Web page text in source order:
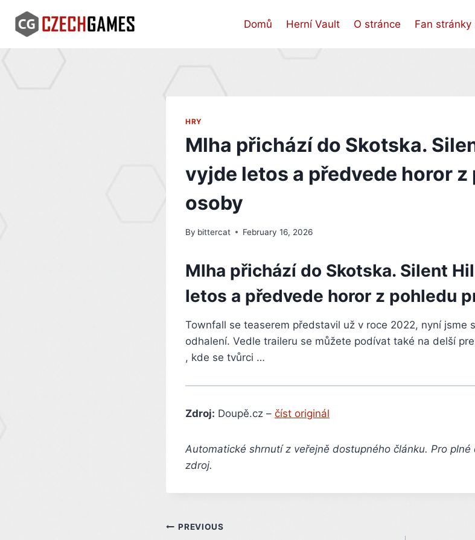
content
Domů Herní Vault O stránce Fan stránky
HRY
Mlha přichází do Skotska.
vyjde letos a předvede horor
osoby
By bittercat February 16, 2026
Mlha přichází do Skotska. Silent
letos a předvede horor z pohledu
Townfall se teaserem představil už v roce 2022, nyní jsme
odhalení. Vedle traileru se můžete podívat také na delší
, kde se tvůrci …
Zdroj: Doupě.cz – číst originál
Automatické shrnutí z veřejně dostupného článku. Pro
zdroj.
Post
PREVIOUS